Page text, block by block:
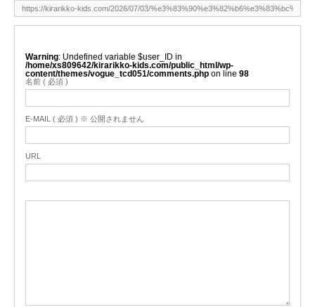
Warning : Undefined variable $user_ID in
/home/xs809642/kirarikko-kids.com/public_html/wp-
content/themes/vogue_tcd051/comments.php on line 98
名前 ( 必須 )
E-MAIL ( 必須 ) ※ 公開されません
URL